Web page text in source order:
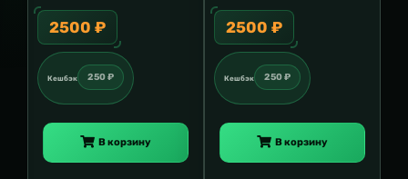
2500 ₽
Кешбэк 250 ₽
В корзину
2500 ₽
Кешбэк 250 ₽
В корзину